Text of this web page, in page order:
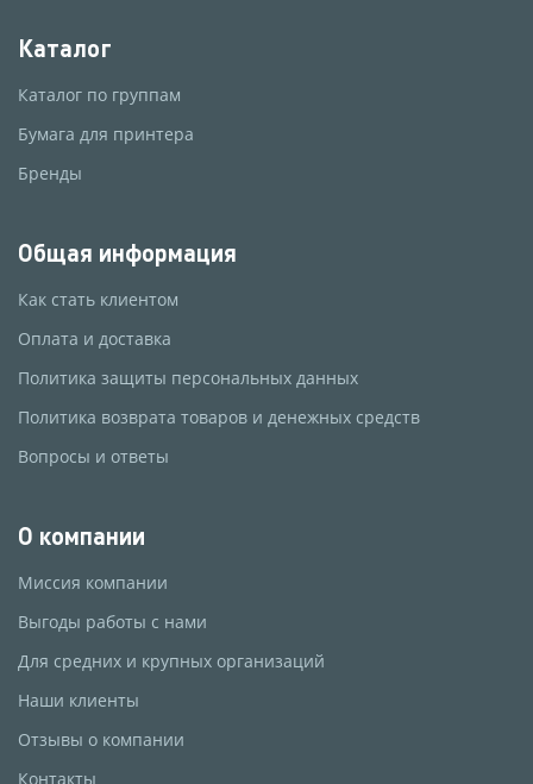
Каталог
Каталог по группам
Бумага для принтера
Бренды
Общая информация
Как стать клиентом
Оплата и доставка
Политика защиты персональных данных
Политика возврата товаров и денежных средств
Вопросы и ответы
О компании
Миссия компании
Выгоды работы с нами
Для средних и крупных организаций
Наши клиенты
Отзывы о компании
Контакты